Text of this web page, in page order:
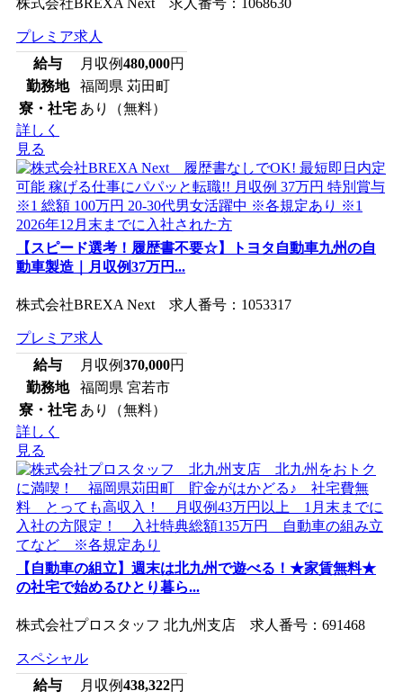
プレミア求人
給与
月収例480,000円
勤務地
福岡県 苅田町
寮・社宅 あり（無料）
詳しく
見る
【スピード選考！履歴書不要☆】トヨタ自動車九州の自
動車製造｜月収例37万円...
株式会社BREXA Next 求人番号：1053317
プレミア求人
給与
月収例370,000円
勤務地
福岡県 宮若市
寮・社宅 あり（無料）
詳しく
見る
【自動車の組立】週末は北九州で遊べる！★家賃無料★
の社宅で始めるひとり暮ら...
株式会社プロスタッフ 北九州支店 求人番号：691468
スペシャル
給与
月収例438,322円